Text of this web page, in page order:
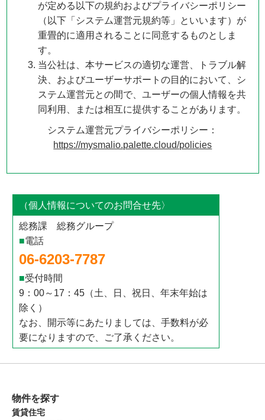
が定める以下の規約およびプライバシーポリシー
（以下「システム運営元規約等」といいます）が
重畳的に適用されることに同意するものとしま
す。
当公社は、本サービスの適切な運営、トラブル解
決、およびユーザーサポートの目的において、シ
ステム運営元との間で、ユーザーの個人情報を共
同利用、または相互に提供することがあります。
システム運営元プライバシーポリシー：
https://mysmalio.palette.cloud/policies
（個人情報についてのお問合せ先〉
総務課 総務グループ
■電話
06-6203-7787
■受付時間
9：00～17：45（土、日、祝日、年末年始は
除く）
なお、開示等にあたりましては、手数料が必
要になりますので、ご了承ください。
物件を探す
賃貸住宅